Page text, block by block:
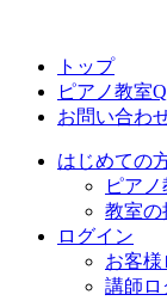
トップ
ピアノ教室
お問い合わ
はじめての
ピア
教室の
ログイン
お客様
講師ロ